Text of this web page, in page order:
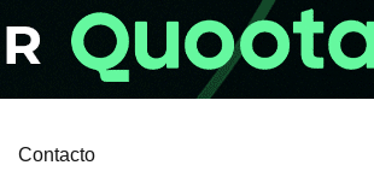
Contacto